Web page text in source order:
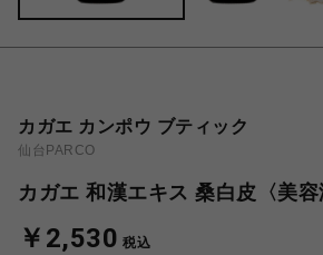
カガエ カンポウ ブティック
仙台PARCO
カガエ 和漢エキス 桑白皮〈美容
￥2,530 税込